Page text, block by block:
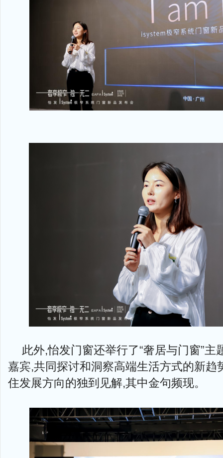
此外,怡发门窗还举行了“奢居与门窗”主
嘉宾,共同探讨和洞察高端生活方式的新趋
住发展方向的独到见解,其中金句频现。